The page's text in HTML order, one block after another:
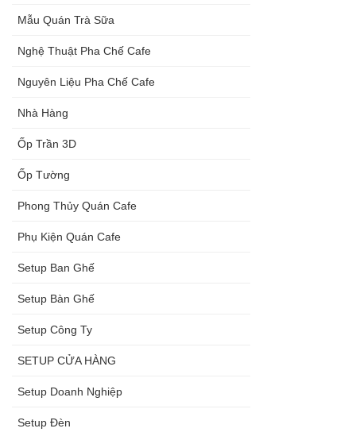
Mẫu Quán Trà Sữa
Nghệ Thuật Pha Chế Cafe
Nguyên Liệu Pha Chế Cafe
Nhà Hàng
Ốp Trần 3D
Ốp Tường
Phong Thủy Quán Cafe
Phụ Kiện Quán Cafe
Setup Ban Ghế
Setup Bàn Ghế
Setup Công Ty
SETUP CỬA HÀNG
Setup Doanh Nghiệp
Setup Đèn